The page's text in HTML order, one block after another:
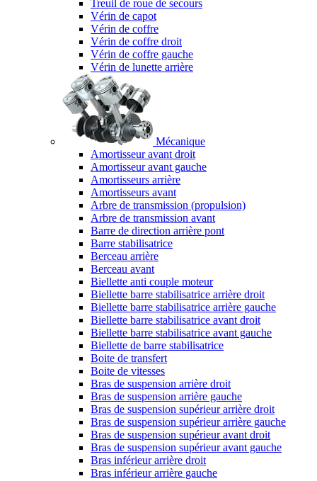
Treuil de roue de secours
Vérin de capot
Vérin de coffre
Vérin de coffre droit
Vérin de coffre gauche
Vérin de lunette arrière
Mécanique
Amortisseur avant droit
Amortisseur avant gauche
Amortisseurs arrière
Amortisseurs avant
Arbre de transmission (propulsion)
Arbre de transmission avant
Barre de direction arrière pont
Barre stabilisatrice
Berceau arrière
Berceau avant
Biellette anti couple moteur
Biellette barre stabilisatrice arrière droit
Biellette barre stabilisatrice arrière gauche
Biellette barre stabilisatrice avant droit
Biellette barre stabilisatrice avant gauche
Biellette de barre stabilisatrice
Boite de transfert
Boite de vitesses
Bras de suspension arrière droit
Bras de suspension arrière gauche
Bras de suspension supérieur arrière droit
Bras de suspension supérieur arrière gauche
Bras de suspension supérieur avant droit
Bras de suspension supérieur avant gauche
Bras inférieur arrière droit
Bras inférieur arrière gauche